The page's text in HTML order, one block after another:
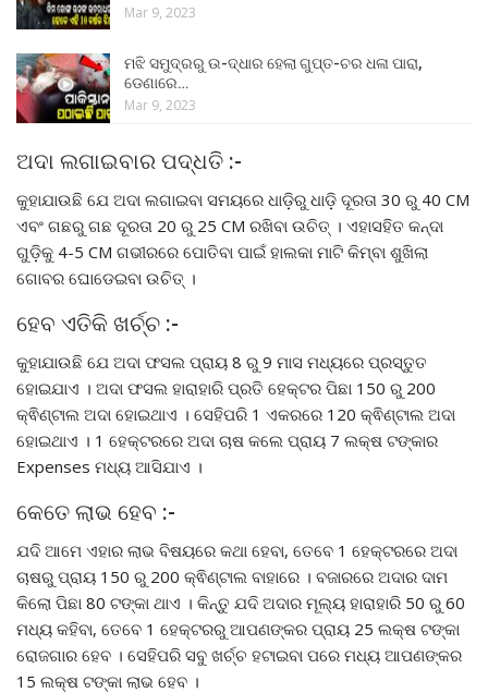
Mar 9, 2023
ମଝି ସମୁଦ୍ରରୁ ଉ-ଦ୍ଧାର ହେଲା ଗୁପ୍ତ-ଚର ଧଳା ପାରା,
ଡେଣାରେ…
Mar 9, 2023
ଅଦା ଲଗାଇବାର ପଦ୍ଧତି :-
କୁହାଯାଉଛି ଯେ ଅଦା ଲଗାଇବା ସମୟରେ ଧାଡ଼ିରୁ ଧାଡ଼ି ଦୂରତା 30 ରୁ 40 CM
ଏବଂ ଗଛରୁ ଗଛ ଦୂରତା 20 ରୁ 25 CM ରଖିବା ଉଚିତ୍ । ଏହାସହିତ କନ୍ଦା
ଗୁଡ଼ିକୁ 4-5 CM ଗଭୀରରେ ପୋତିବା ପାଇଁ ହାଲକା ମାଟି କିମ୍ବା ଶୁଖିଲା
ଗୋବର ଘୋଡେଇବା ଉଚିତ୍ ।
ହେବ ଏତିକି ଖର୍ଚ୍ଚ :-
କୁହାଯାଉଛି ଯେ ଅଦା ଫସଲ ପ୍ରାୟ 8 ରୁ 9 ମାସ ମଧ୍ୟରେ ପ୍ରସ୍ତୁତ
ହୋଇଯାଏ । ଅଦା ଫସଲ ହାରାହାରି ପ୍ରତି ହେକ୍ଟର ପିଛା 150 ରୁ 200
କ୍ଵିଣ୍ଟାଲ ଅଦା ହୋଇଥାଏ । ସେହିପରି 1 ଏକରରେ 120 କ୍ଵିଣ୍ଟାଲ ଅଦା
ହୋଇଥାଏ । 1 ହେକ୍ଟରରେ ଅଦା ଚାଷ କଲେ ପ୍ରାୟ 7 ଲକ୍ଷ ଟଙ୍କାର
Expenses ମଧ୍ୟ ଆସିଯାଏ ।
କେତେ ଲାଭ ହେବ :-
ଯଦି ଆମେ ଏହାର ଲାଭ ବିଷୟରେ କଥା ହେବା, ତେବେ 1 ହେକ୍ଟରରେ ଅଦା
ଚାଷରୁ ପ୍ରାୟ 150 ରୁ 200 କ୍ଵିଣ୍ଟାଲ ବାହାରେ । ବଜାରରେ ଅଦାର ଦାମ
କିଲୋ ପିଛା 80 ଟଙ୍କା ଥାଏ । କିନ୍ତୁ ଯଦି ଅଦାର ମୂଲ୍ୟ ହାରାହାରି 50 ରୁ 60
ମଧ୍ୟ କହିବା, ତେବେ 1 ହେକ୍ଟରରୁ ଆପଣଙ୍କର ପ୍ରାୟ 25 ଲକ୍ଷ ଟଙ୍କା
ରୋଜଗାର ହେବ । ସେହିପରି ସବୁ ଖର୍ଚ୍ଚ ହଟାଇବା ପରେ ମଧ୍ୟ ଆପଣଙ୍କର
15 ଲକ୍ଷ ଟଙ୍କା ଲାଭ ହେବ ।